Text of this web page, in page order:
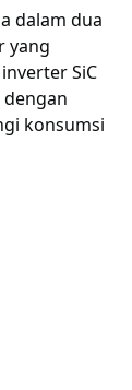
dalam dua
yang
SiC
konsumsi